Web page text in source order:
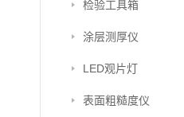
检验工具箱
涂层测厚仪
LED观片灯
表面粗糙度仪